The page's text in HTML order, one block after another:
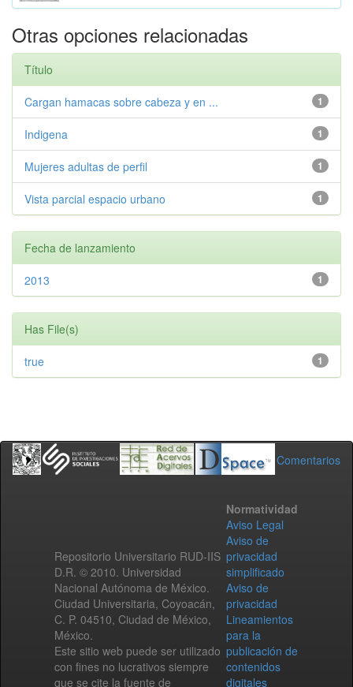
Otras opciones relacionadas
Título
1
Cargan hamacas sobre cabeza y en ...
1
Indigena
1
Mujeres adultas de perfil
1
Vista parcial espacio urbano
Fecha de lanzamiento
1
2013
Has File(s)
1
true
Comentarios
Repositorio Universitario RUD-IIS
D.R. © 2010. Universidad
Nacional Autónoma de México.
Ciudad Universitaria, Coyoacán,
C. P. 04510, Ciudad de México,
México.
Este sitio web puede ser utilizado
con fines no lucrativos siempre
que se cite la fuente de
Normatividad
Aviso Legal
Aviso de
privacidad
simplificado
Aviso de
privacidad
Lineamientos
para la
publicación de
contenidos
digitales